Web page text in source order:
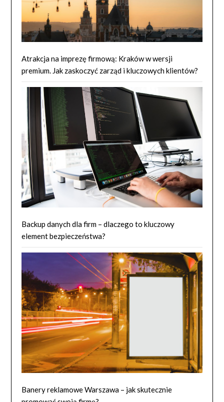
Atrakcja na imprezę firmową: Kraków w wersji
premium. Jak zaskoczyć zarząd i kluczowych klientów?
Backup danych dla firm – dlaczego to kluczowy
element bezpieczeństwa?
Banery reklamowe Warszawa – jak skutecznie